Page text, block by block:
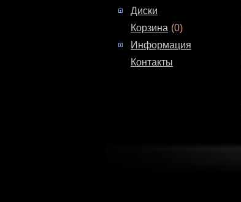
Диски
Корзина (0)
Информация
Контакты